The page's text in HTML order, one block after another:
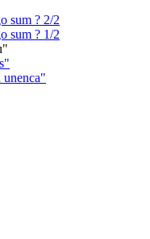
sum ? 2/2
sum ? 1/2
unenca"